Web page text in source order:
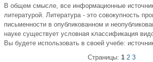
В общем смысле, все информационные
литературой. Литература - это совокупность
письменности в опубликованном и
науке существует условная классификация
Вы будете использовать в своей учебе:
Страницы: 1 2 3